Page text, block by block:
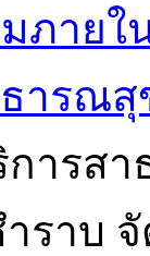
ภายใ
ารณสุ
ารสา
ราบ